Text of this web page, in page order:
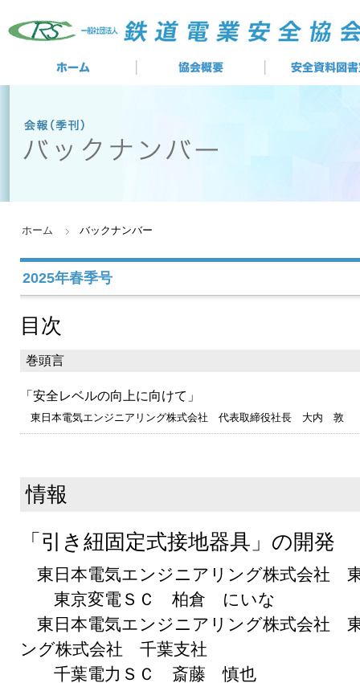
ホーム バックナンバー
2025年春季号
目次
巻頭言
「安全レベルの向上に向けて」
東日本電気エンジニアリング株式会社 代表取締役社長 大内 敦
情報
「引き紐固定式接地器具」の開発
東日本電気エンジニアリング株式会社
東京変電ＳＣ 柏倉 にいな
東日本電気エンジニアリング株式会社
ング株式会社 千葉支社
千葉電力ＳＣ 斎藤 慎也